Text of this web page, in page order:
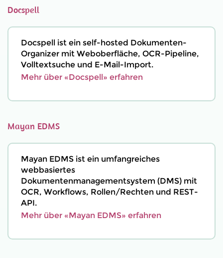
Docspell
Docspell ist ein self-hosted Dokumenten-
Organizer mit Weboberfläche, OCR-Pipeline,
Volltextsuche und E-Mail-Import.
Mehr über «Docspell» erfahren
Mayan EDMS
Mayan EDMS ist ein umfangreiches
webbasiertes
Dokumentenmanagementsystem (DMS) mit
OCR, Workflows, Rollen/Rechten und REST-
API.
Mehr über «Mayan EDMS» erfahren